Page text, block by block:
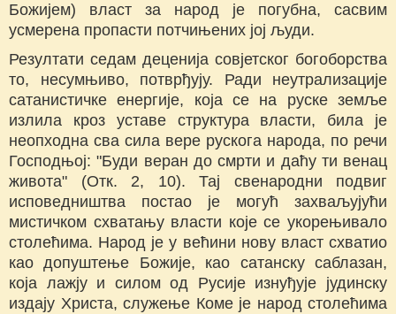
Божијем) власт за народ је погубна, сасвим
усмерена пропасти потчињених јој људи.
Резултати седам деценија совјетског богоборства
то, несумњиво, потврђују. Ради неутрализације
сатанистичке енергије, која се на руске земље
излила кроз уставе структура власти, била је
неопходна сва сила вере рускога народа, по речи
Господњој: "Буди веран до смрти и даћу ти венац
живота" (Отк. 2, 10). Тај свенародни подвиг
исповедништва постао је могућ захваљујући
мистичком схватању власти које се укорењивало
столећима. Народ је у већини нову власт схватио
као допуштење Божије, као сатанску саблазан,
која лажју и силом од Русије изнуђује јудинску
издају Христа, служење Коме је народ столећима